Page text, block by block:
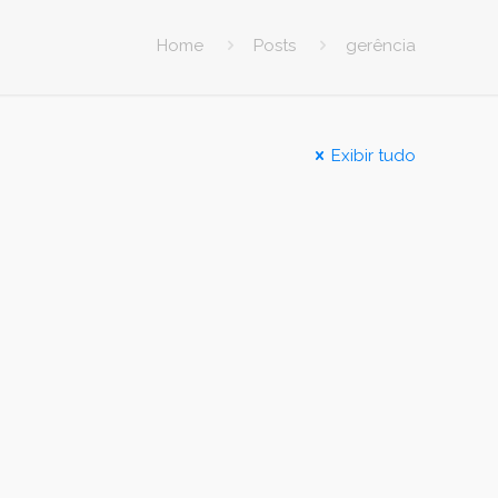
Home Posts gerência
Exibir tudo